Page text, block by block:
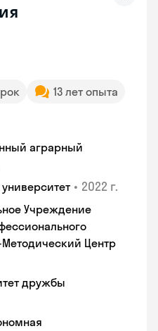
13 лет опыта
аграрный
• 2022 г.
Учреждение
Центр
дружбы